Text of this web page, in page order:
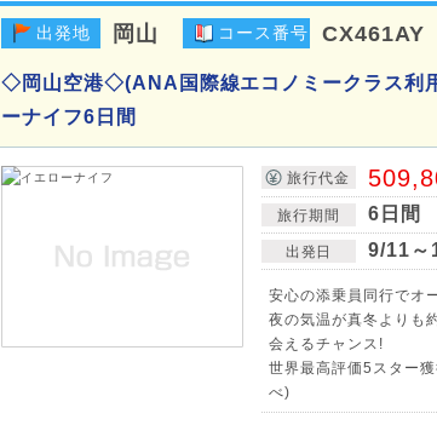
出発地 岡山 コース番号 CX461AY
◇岡山空港◇(ANA国際線エコノミークラス利
ーナイフ6日間
旅行代金
旅行期間 6日間
出発日 9/11～
安心の添乗員同行でオ
夜の気温が真冬よりも
会えるチャンス!
世界最高評価5スター
べ)